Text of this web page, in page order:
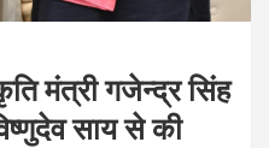
मंत्री गजेन्द्र सिंह
साय से की